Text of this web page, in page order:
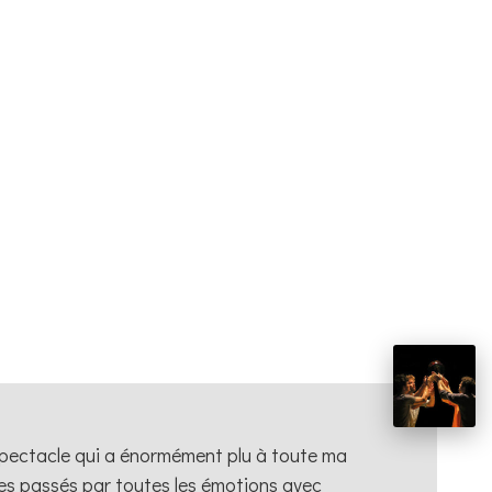
qui a énormément plu à toute ma
passés par toutes les émotions avec